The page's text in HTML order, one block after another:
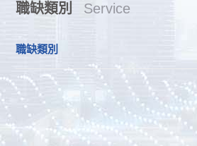
職缺類別 Service
職缺類別